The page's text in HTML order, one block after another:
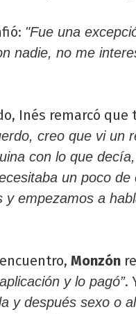
"Fue una
nadie, no me
Inés remarcó que
creo que vi un
con lo que
un poco de
y empezamos a
Monzón
y lo pagó”.
y después sexo o